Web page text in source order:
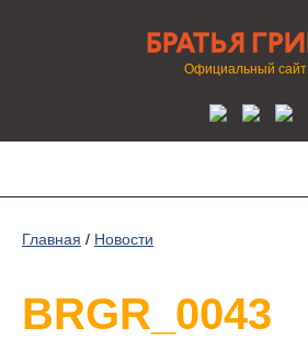
Официальный сайт
Главная / Новости
BRGR_0043